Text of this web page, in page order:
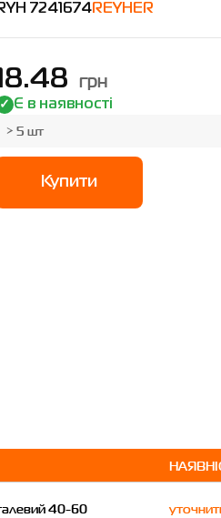
RYH 7241674 REYHER
грн
Є в наявності
> 5 шт
Купити
40-60